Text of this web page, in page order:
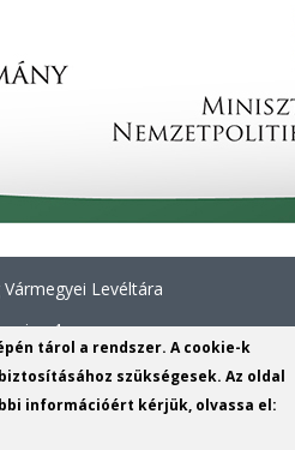
Levéltára
u. 4.
tárol a rendszer. A cookie-k
szükségesek. Az oldal
információért kérjük, olvassa el: